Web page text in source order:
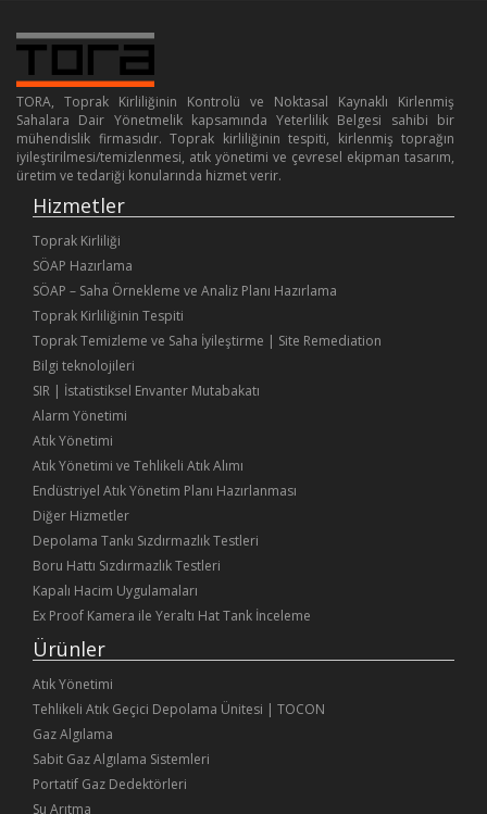
TORA, Toprak Kirliliğinin Kontrolü ve Noktasal Kaynaklı Kirlenmiş
Sahalara Dair Yönetmelik kapsamında Yeterlilik Belgesi sahibi bir
mühendislik firmasıdır. Toprak kirliliğinin tespiti, kirlenmiş toprağın
iyileştirilmesi/temizlenmesi, atık yönetimi ve çevresel ekipman tasarım,
üretim ve tedariği konularında hizmet verir.
Hizmetler
Toprak Kirliliği
SÖAP Hazırlama
SÖAP – Saha Örnekleme ve Analiz Planı Hazırlama
Toprak Kirliliğinin Tespiti
Toprak Temizleme ve Saha İyileştirme | Site Remediation
Bilgi teknolojileri
SIR | İstatistiksel Envanter Mutabakatı
Alarm Yönetimi
Atık Yönetimi
Atık Yönetimi ve Tehlikeli Atık Alımı
Endüstriyel Atık Yönetim Planı Hazırlanması
Diğer Hizmetler
Depolama Tankı Sızdırmazlık Testleri
Boru Hattı Sızdırmazlık Testleri
Kapalı Hacim Uygulamaları
Ex Proof Kamera ile Yeraltı Hat Tank İnceleme
Ürünler
Atık Yönetimi
Tehlikeli Atık Geçici Depolama Ünitesi | TOCON
Gaz Algılama
Sabit Gaz Algılama Sistemleri
Portatif Gaz Dedektörleri
Su Arıtma